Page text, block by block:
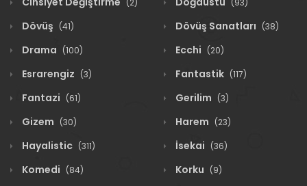
(2) (93)
Dövüş (41) Dövüş Sanatları (38)
Drama (100) Ecchi (20)
Esrarengiz (3) Fantastik (117)
Fantazi (61) Gerilim (3)
Gizem (30) Harem (23)
Hayalistic (311) İsekai (36)
Komedi (84) Korku (9)